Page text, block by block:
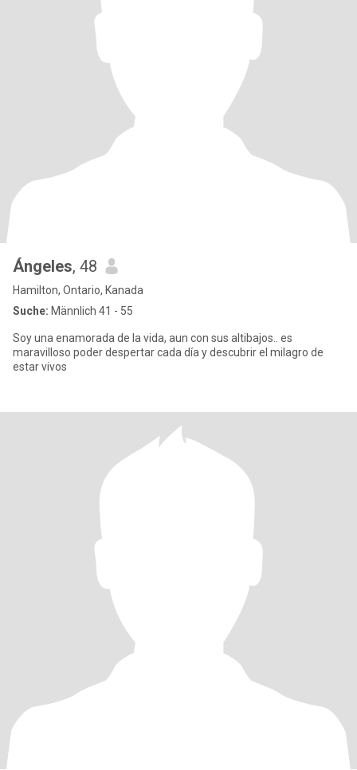
Ángeles, 48
Hamilton, Ontario, Kanada
Suche: Männlich 41 - 55
Soy una enamorada de la vida, aun con sus altibajos.. es
maravilloso poder despertar cada día y descubrir el milagro de
estar vivos